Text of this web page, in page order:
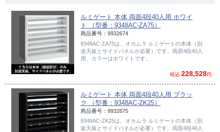
ルミゲート 本体 両面4段40人用 ホワイ
ト （型番：9348AC-ZA75）
商品番号：9932674
9348AC-ZA75は、オカムラ ルミゲートの本体（別
途天板とサイドパネルが必要）です。両面4段40人
用、カラーはホワイトです。
税込 228,528円
ルミゲート 本体 両面4段40人用 ブラッ
ク （型番：9348AC-ZK25）
商品番号：9932675
9348AC-ZK25は、オカムラ ルミゲートの本体（別
途天板とサイドパネルが必要）です。両面4段40人